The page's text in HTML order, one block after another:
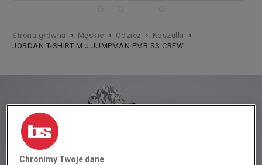
Strona główna › Męskie › Odzież › Koszulki ›
JORDAN T-SHIRT M J JUMPMAN EMB SS CREW
Chronimy Twoje dane